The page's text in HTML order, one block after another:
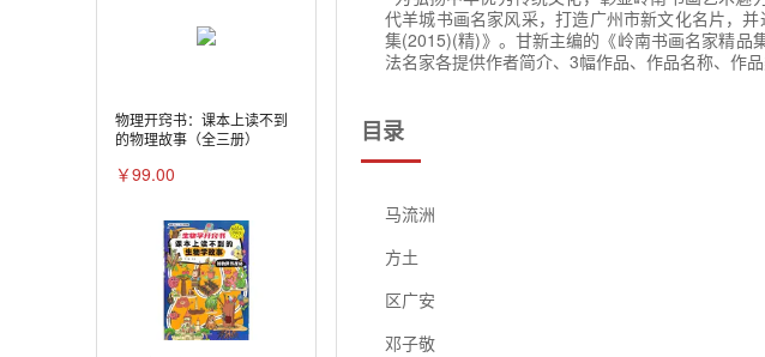
物理开窍书：课本上读不到
的物理故事（全三册）
￥99.00
代羊城书画名家风采，打造广州市新文化名片，
集(2015)(精)》。甘新主编的《岭南书画名家精
法名家各提供作者简介、3幅作品、作品名称、作品
目录
马流洲
方土
区广安
邓子敬